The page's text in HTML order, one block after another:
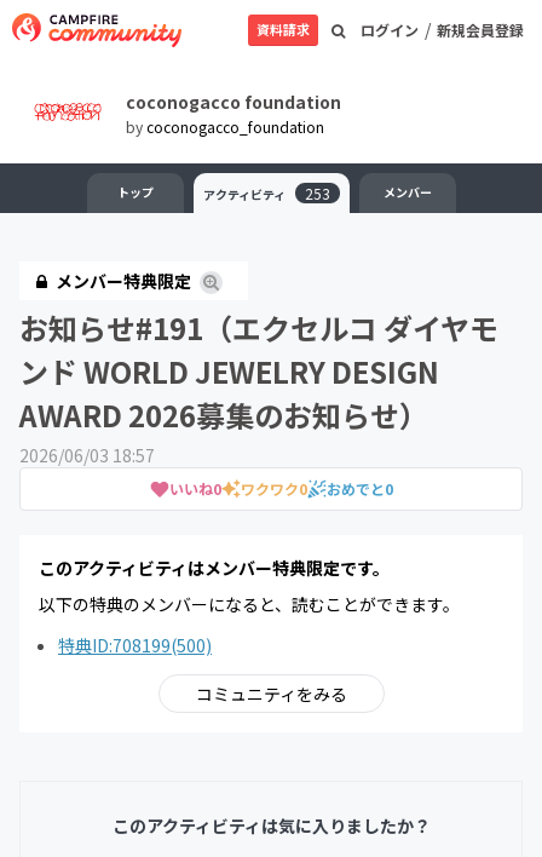
ログイン / 新規会員登録
資料請求
coconogacco foundation
bycoconogacco_foundation
トップ アクティビティ 253 メンバー
メンバー特典限定
お知らせ#191（エクセルコ ダイヤモ
ンド WORLD JEWELRY DESIGN
AWARD 2026募集のお知らせ）
2026/06/03 18:57
いいね0 ワクワク0 おめでと0
このアクティビティはメンバー特典限定です。
以下の特典のメンバーになると、読むことができます。
特典ID:708199(500)
コミュニティをみる
このアクティビティは気に入りましたか？